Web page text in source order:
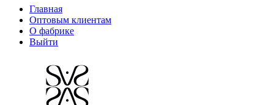
Главная
Оптовым клиентам
О фабрике
Выйти